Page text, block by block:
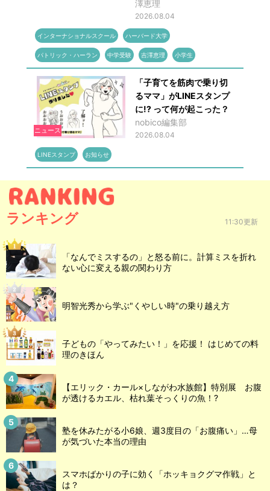
澤恵理
2026.08.04
インターナショナルスクール ハーバード大学
パトリック・ハーラン 中学受験 吉澤恵理 小学生
ニュース
「子育てを筋肉で乗り切
るママ」がLINEスタンプ
に!? って何が起こった？
nobico編集部
2026.08.04
LINEスタンプ お知らせ
ランキング 11:30更新
「なんでミスするの」と怒る前に。計算ミスを折れ
ない心に変える親の関わり方
明智光秀から学ぶ"くやしい時"の乗り越え方
子どもの「やってみたい！」を応援！ はじめての料
理のきほん
【エリック・カール×しながわ水族館】特別展 お腹
が透けるカエル、枯れ葉そっくりの魚！?
塾を休みたがる小6娘、週3度目の「お腹痛い」…母
が気づいた本当の理由
スマホばかりの子に効く「ホッキョクグマ作戦」と
は？